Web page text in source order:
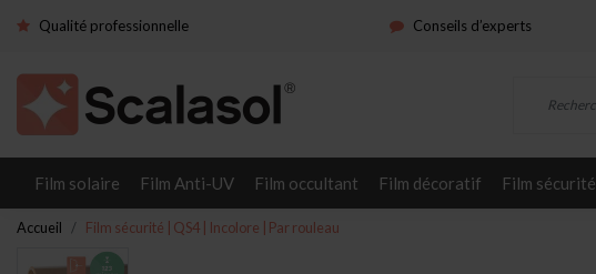
Qualité professionnelle Conseils d’experts
Film solaire Film Anti-UV Film occultant Film décoratif Film sécurité
Accueil Film sécurité | QS4 | Incolore | Par rouleau